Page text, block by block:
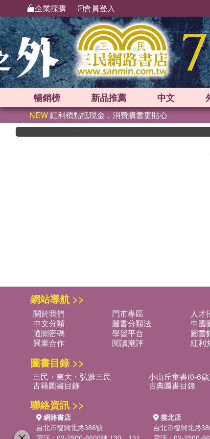
企業採購 會員登入
暢銷榜 新品推薦 中文
NEW紅利積點抵現金，消費購書更貼心
網站導航 >>
關於我們 門市專區 人才
中文分類
圖書分類法 中國
通關密碼
學習平台 圖書
異業合作
閱讀潮評 紅利
圖書目錄 >>
三民・東大・弘雅三民 小山丘童書(0-6
古籍圖書目錄 古典圖書目錄
聯絡資訊 >>
網路書店
台北市復興北路386號
復北店
台北市復興北路